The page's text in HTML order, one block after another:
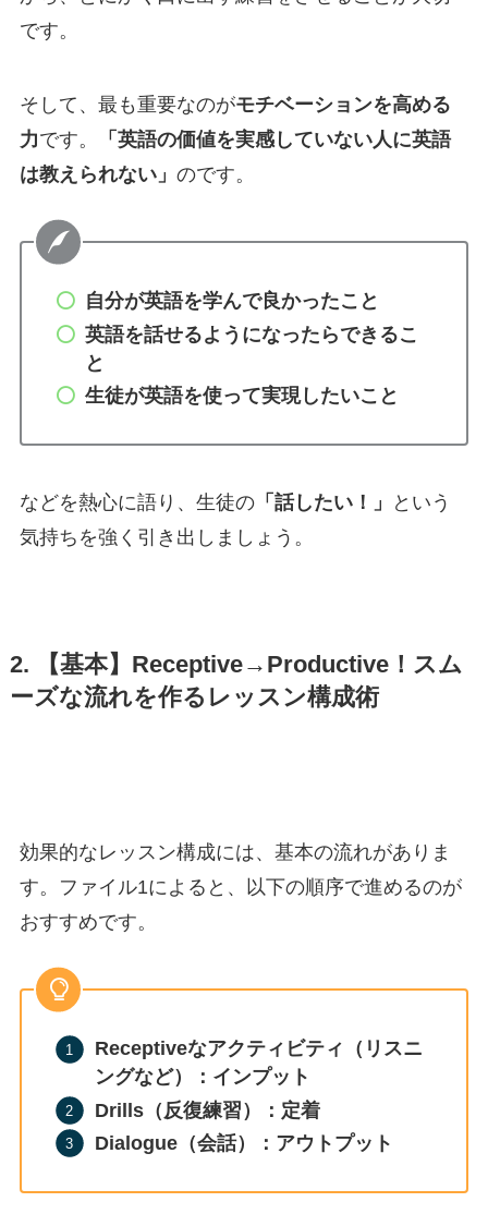
です。
そして、最も重要なのがモチベーションを高める
力です。
「英語の価値を実感していない人に英語
は教えられない」 のです。
自分が英語を学んで良かったこと
英語を話せるようになったらできるこ
と
生徒が英語を使って実現したいこと
などを熱心に語り、生徒の「話したい！」
という
気持ちを強く引き出しましょう。
2. 【基本】Receptive→Productive！スム
ーズな流れを作るレッスン構成術
効果的なレッスン構成には、基本の流れがありま
す。ファイル1によると、以下の順序で進めるのが
おすすめです。
Receptiveなアクティビティ（リスニ
ングなど）：インプット
Drills（反復練習）：定着
Dialogue（会話）：アウトプット